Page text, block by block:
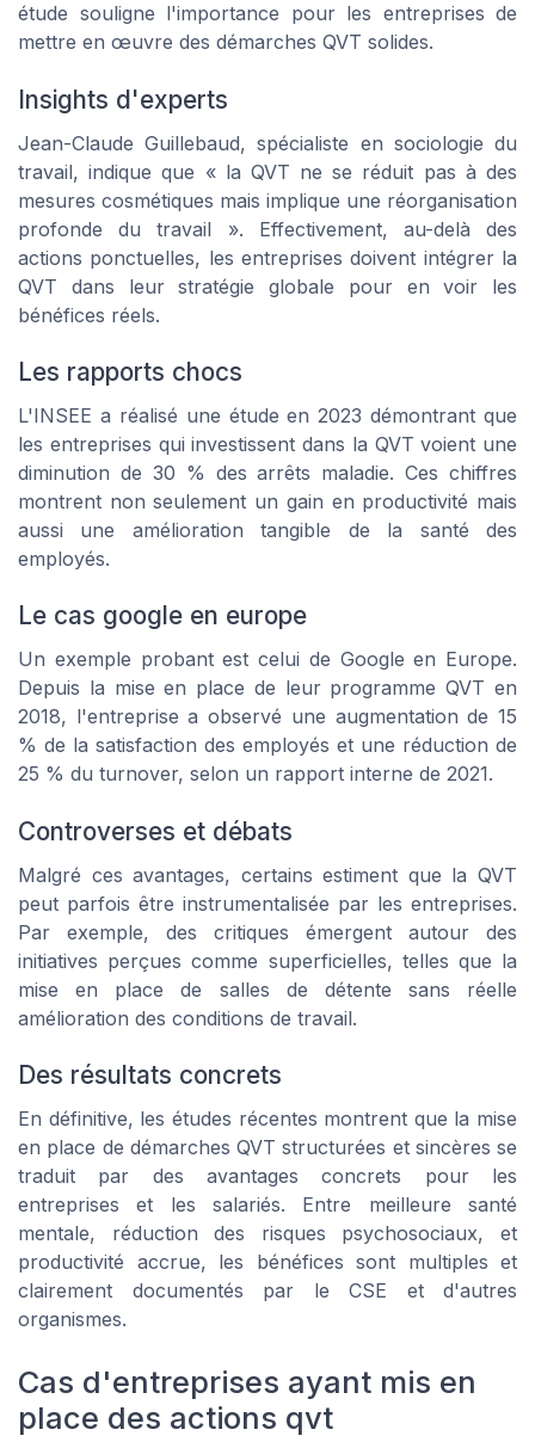
étude souligne l'importance pour les entreprises de
mettre en œuvre des démarches QVT solides.
Insights d'experts
Jean-Claude Guillebaud, spécialiste en sociologie du
travail, indique que « la QVT ne se réduit pas à des
mesures cosmétiques mais implique une réorganisation
profonde du travail ». Effectivement, au-delà des
actions ponctuelles, les entreprises doivent intégrer la
QVT dans leur stratégie globale pour en voir les
bénéfices réels.
Les rapports chocs
L'INSEE a réalisé une étude en 2023 démontrant que
les entreprises qui investissent dans la QVT voient une
diminution de 30 % des arrêts maladie. Ces chiffres
montrent non seulement un gain en productivité mais
aussi une amélioration tangible de la santé des
employés.
Le cas google en europe
Un exemple probant est celui de Google en Europe.
Depuis la mise en place de leur programme QVT en
2018, l'entreprise a observé une augmentation de 15
% de la satisfaction des employés et une réduction de
25 % du turnover, selon un rapport interne de 2021.
Controverses et débats
Malgré ces avantages, certains estiment que la QVT
peut parfois être instrumentalisée par les entreprises.
Par exemple, des critiques émergent autour des
initiatives perçues comme superficielles, telles que la
mise en place de salles de détente sans réelle
amélioration des conditions de travail.
Des résultats concrets
En définitive, les études récentes montrent que la mise
en place de démarches QVT structurées et sincères se
traduit par des avantages concrets pour les
entreprises et les salariés. Entre meilleure santé
mentale, réduction des risques psychosociaux, et
productivité accrue, les bénéfices sont multiples et
clairement documentés par le CSE et d'autres
organismes.
Cas d'entreprises ayant mis en
place des actions qvt